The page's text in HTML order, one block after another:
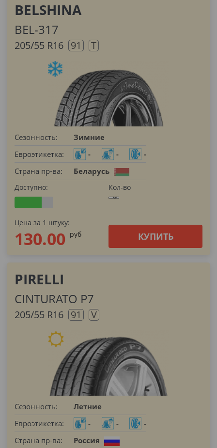
BELSHINA
BEL-317
205/55 R16 91 T
Сезонность:
Зимние
Евроэтикетка:
- -
-
Страна пр-ва:
Беларусь
Доступно: Кол-во
Цена за 1 штуку:
130.00 pуб КУПИТЬ
PIRELLI
CINTURATO P7
205/55 R16 91 V
Сезонность:
Летние
Евроэтикетка:
- -
-
Страна пр-ва:
Россия